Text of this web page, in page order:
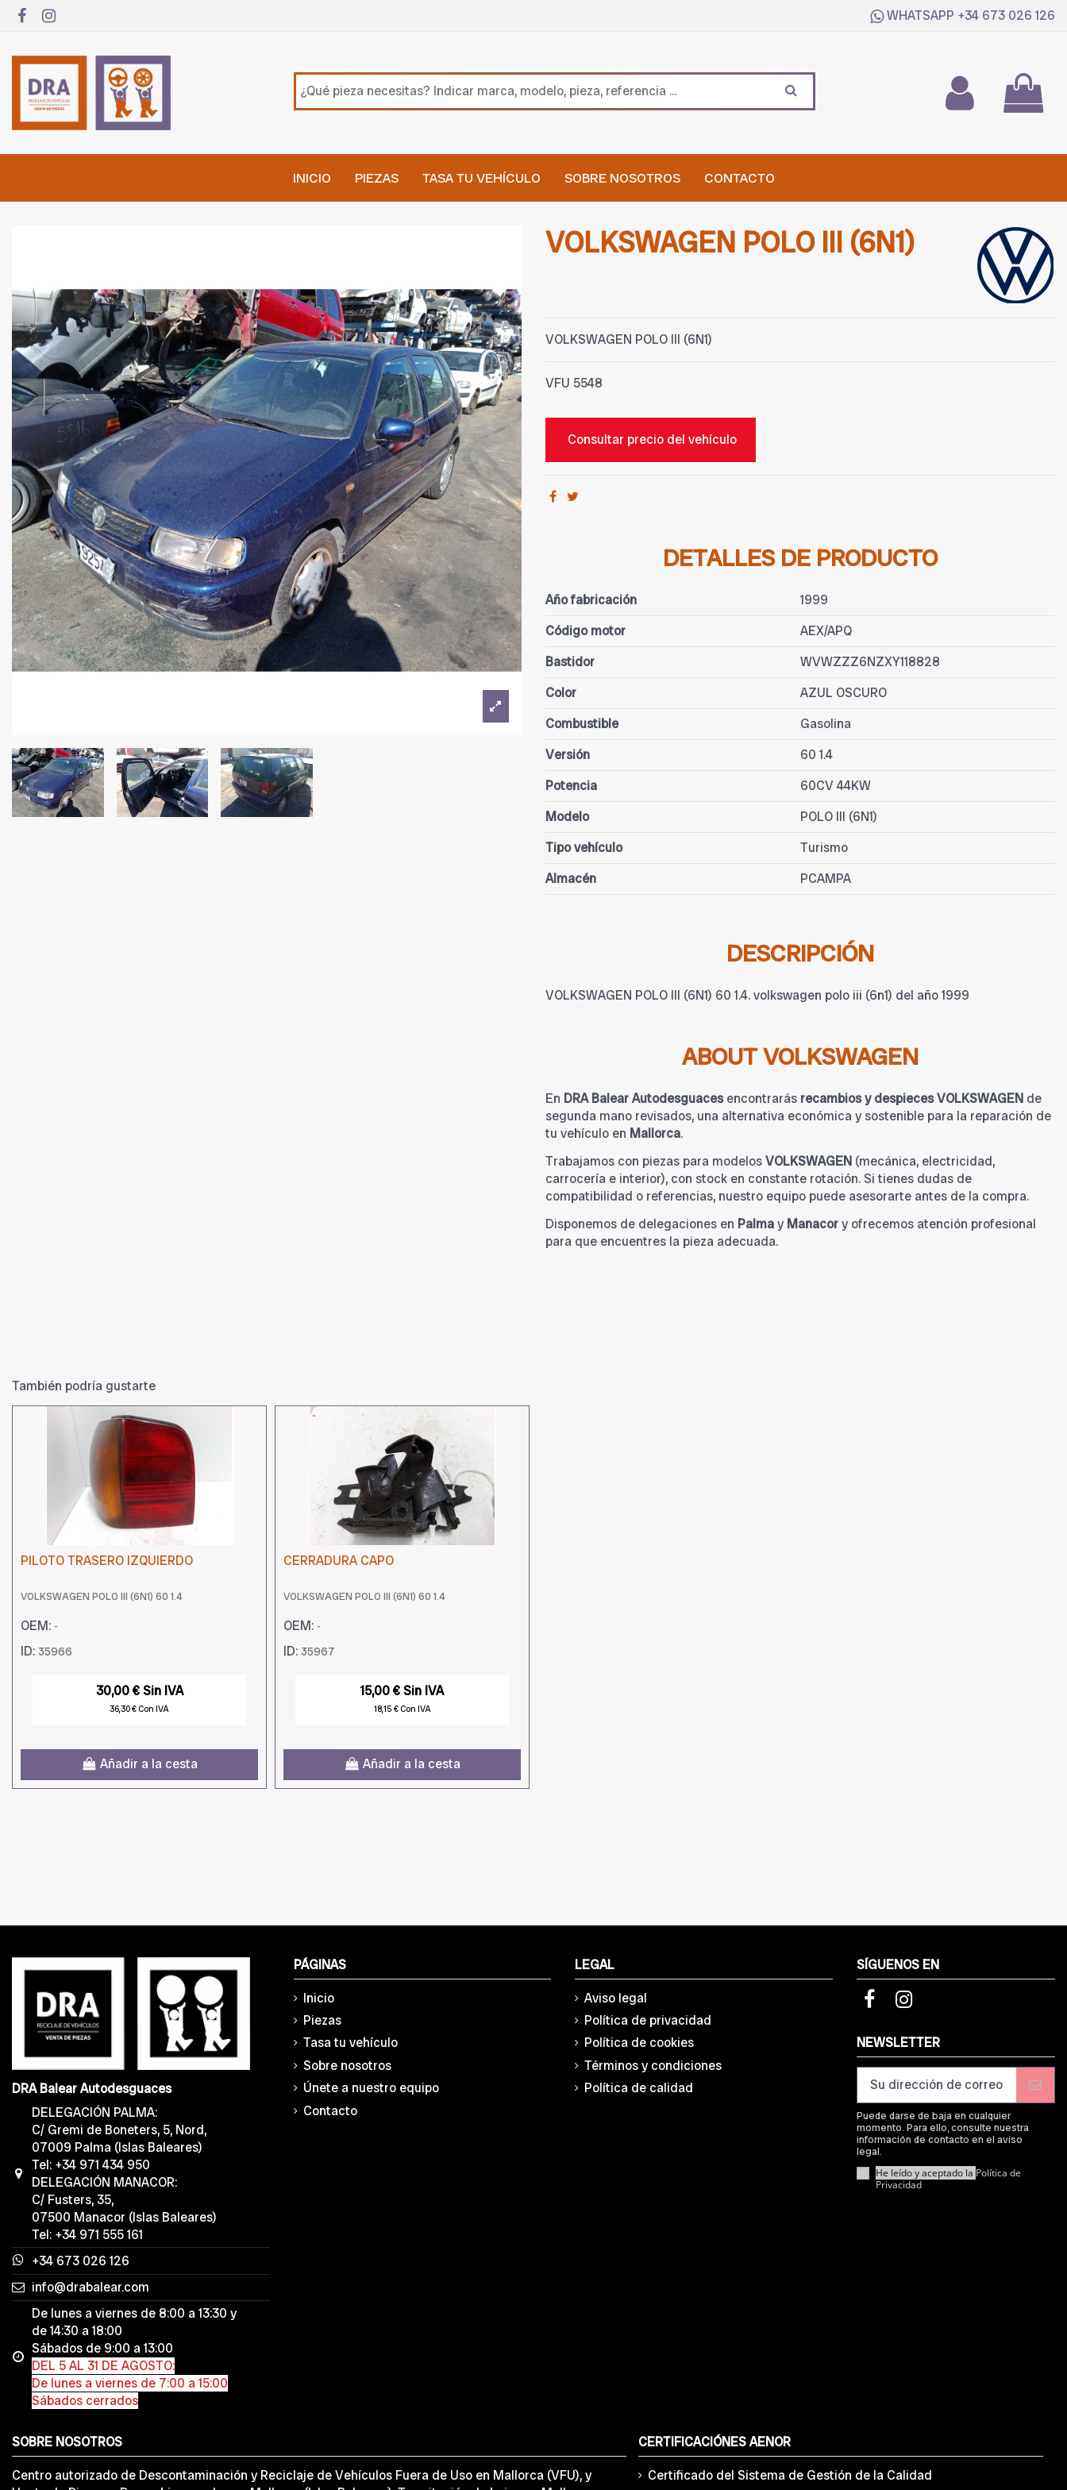
WHATSAPP +34 673 026 126
INICIO PIEZAS TASA TU VEHÍCULO SOBRE NOSOTROS CONTACTO
VOLKSWAGEN POLO III (6N1)
VOLKSWAGEN POLO III (6N1)
VFU 5548
Consultar precio del vehículo
DETALLES DE PRODUCTO
Año fabricación
1999
Código motor
AEX/APQ
Bastidor
WVWZZZ6NZXY118828
Color
AZUL OSCURO
Combustible
Gasolina
Versión
60 1.4
Potencia
60CV 44KW
Modelo
POLO III (6N1)
Tipo vehículo
Turismo
Almacén
PCAMPA
DESCRIPCIÓN
VOLKSWAGEN POLO III (6N1) 60 1.4. volkswagen polo iii (6n1) del año 1999
ABOUT VOLKSWAGEN
En DRA Balear Autodesguacesencontrarás recambios y despieces VOLKSWAGEN de
segunda mano revisados, una alternativa económica y sostenible para la reparación de
tu vehículo en Mallorca.
Trabajamos con piezas para modelosVOLKSWAGEN (mecánica, electricidad,
carrocería e interior), con stock en constante rotación. Si tienes dudas de
compatibilidad o referencias, nuestro equipo puede asesorarte antes de la compra.
Disponemos de delegaciones en Palmay Manacory ofrecemos atención profesional
para que encuentres la pieza adecuada.
También podría gustarte
PILOTO TRASERO IZQUIERDO
VOLKSWAGEN POLO III (6N1) 60 1.4
OEM: -
ID: 35966
30,00 € Sin IVA
36,30 € Con IVA
Añadir a la cesta
CERRADURA CAPO
VOLKSWAGEN POLO III (6N1) 60 1.4
OEM: -
ID: 35967
15,00 € Sin IVA
18,15 € Con IVA
Añadir a la cesta
DRA Balear Autodesguaces
DELEGACIÓN PALMA:
C/ Gremi de Boneters, 5, Nord,
07009 Palma (Islas Baleares)
Tel: +34 971 434 950
DELEGACIÓN MANACOR:
C/ Fusters, 35,
07500 Manacor (Islas Baleares)
Tel: +34 971 555 161
+34 673 026 126
info@drabalear.com
De lunes a viernes de 8:00 a 13:30 y
de 14:30 a 18:00
Sábados de 9:00 a 13:00
DEL 5 AL 31 DE AGOSTO:
De lunes a viernes de 7:00 a 15:00
Sábados cerrados
PÁGINAS
Inicio
Piezas
Tasa tu vehículo
Sobre nosotros
Únete a nuestro equipo
Contacto
LEGAL
Aviso legal
Política de privacidad
Política de cookies
Términos y condiciones
Política de calidad
SÍGUENOS EN
NEWSLETTER
Puede darse de baja en cualquier
momento. Para ello, consulte nuestra
información de contacto en el aviso
legal.
He leído y aceptado la Política de
Privacidad
SOBRE NOSOTROS
Centro autorizado de Descontaminación y Reciclaje de Vehículos Fuera de Uso en Mallorca (VFU), y
CERTIFICACIÓNES AENOR
Certificado del Sistema de Gestión de la Calidad